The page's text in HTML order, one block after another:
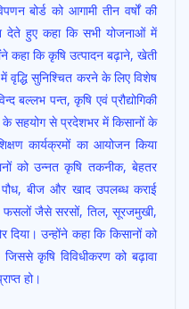
बोर्ड को आगामी तीन वर्षों की
देते हुए कहा कि सभी योजनाओं में
कहा कि कृषि उत्पादन बढ़ाने, खेती
सुनिश्चित करने के लिए विशेष
बल्लभ पन्त, कृषि एवं प्रौद्योगिकी
के सहयोग से प्रदेशभर में किसानों के
कार्यक्रमों का आयोजन किया
को उन्नत कृषि तकनीक, बेहतर
बीज और खाद उपलब्ध कराई
फसलों जैसे सरसों, तिल, सूरजमुखी,
दिया। उन्होंने कहा कि किसानों को
कृषि विविधीकरण को बढ़ावा
हो।